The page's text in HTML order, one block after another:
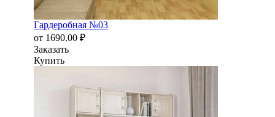
Гардеробная №03
от 1690.00 ₽
Заказать
Купить